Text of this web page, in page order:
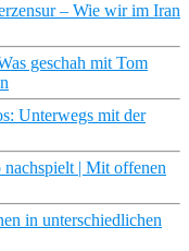
– Wie wir im Iran
geschah mit Tom
Unterwegs mit der
| Mit offenen
in unterschiedlichen